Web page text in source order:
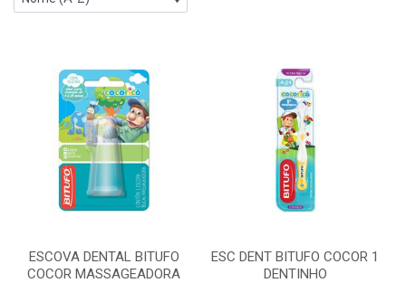
ESCOVA DENTAL BITUFO
COCOR MASSAGEADORA
ESC DENT BITUFO COCOR 1
DENTINHO